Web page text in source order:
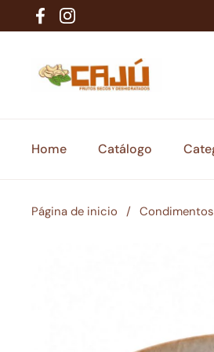
Ir al contenido
FacebookInstagram
Home Catálogo
Página de inicio /